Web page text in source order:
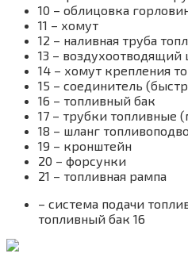
10 – облицовка
11 – хомут
12 – наливная труба
13 – воздухоотводящий
14 – хомут крепления
15 – соединитель
16 – топливный бак
17 – трубки топливные
18 – шланг
19 – кронштейн
20 – форсунки
21 – топливная рампа
– система подачи
топливный бак 16